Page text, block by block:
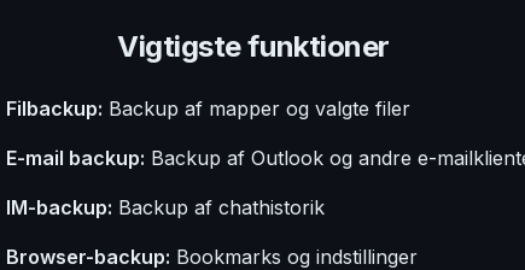
Vigtigste funktioner
Filbackup: Backup af mapper og valgte filer
E-mail backup: Backup af Outlook og andre e-
IM-backup: Backup af chathistorik
Browser-backup: Bookmarks og indstillinger